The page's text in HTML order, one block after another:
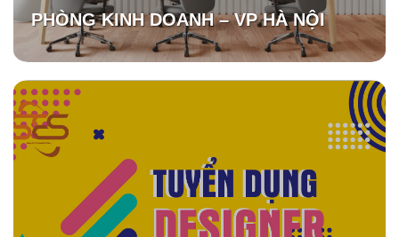
PHÒNG KINH DOANH – VP HÀ NỘI